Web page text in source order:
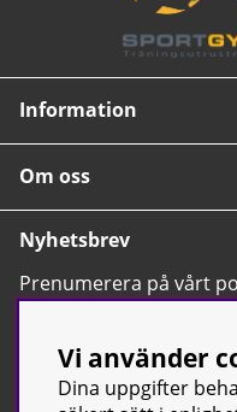
Information
Om oss
Nyhetsbrev
Prenumerera på vårt
tips, nyheter och våra
Vi använder
Dina uppgifter